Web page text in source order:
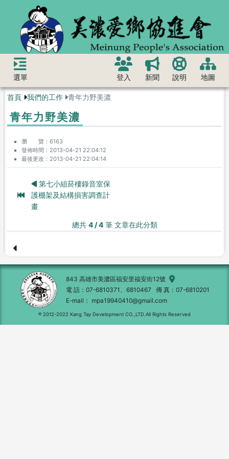
選單 登入 新聞 說明 地圖
首頁 我們的工作 青年力野美濃
青年力野美濃
瀏 覽
6163
發佈時間
2013-04-21 22:04:12
最後更改
2013-04-21 22:04:14
第七小組菸樓錄音室保
護棚架及結構損害調查計
畫
總共 4 / 4筆 文章在此分類
843 高雄市美濃區福安里福安街12號
電 話
07-6810371、6810467 傳 真
07-6810201
E-mail
mpa19940410@gmail.com
® 2012-2022 Kang Tay Development CO.,LTD.All Rights Reserved